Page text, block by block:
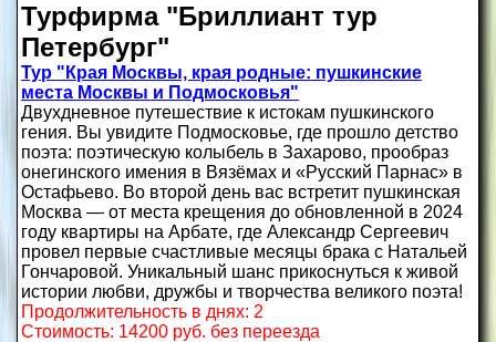
Турфирма "Бриллиант тур
Петербург"
Тур "Края Москвы, края родные: пушкинские
места Москвы и Подмосковья"
Двухдневное путешествие к истокам пушкинского
гения. Вы увидите Подмосковье, где прошло детство
поэта: поэтическую колыбель в Захарово, прообраз
онегинского имения в Вязёмах и «Русский Парнас» в
Остафьево. Во второй день вас встретит пушкинская
Москва — от места крещения до обновленной в 2024
году квартиры на Арбате, где Александр Сергеевич
провел первые счастливые месяцы брака с Натальей
Гончаровой. Уникальный шанс прикоснуться к живой
истории любви, дружбы и творчества великого поэта!
Продолжительность в днях: 2
Стоимость: 14200 руб. без переезда